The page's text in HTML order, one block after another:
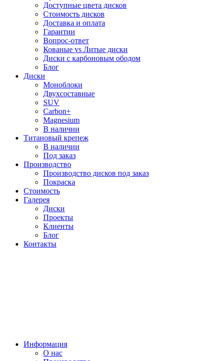
Доступные цвета дисков
Стоимость дисков
Доставка и оплата
Гарантии
Вопрос-ответ
Кованые vs Литые диски
Диски с карбоновым ободом
Блог
Диски
Моноблоки
Двухсоставные
SUV
Carbon+
Magnesium
В наличии
Титановый крепеж
В наличии
Под заказ
Производство
Производство дисков под заказ
Покраска
Стоимость
Галерея
Диски
Проекты
Клиенты
Блог
Контакты
Информация
О нас